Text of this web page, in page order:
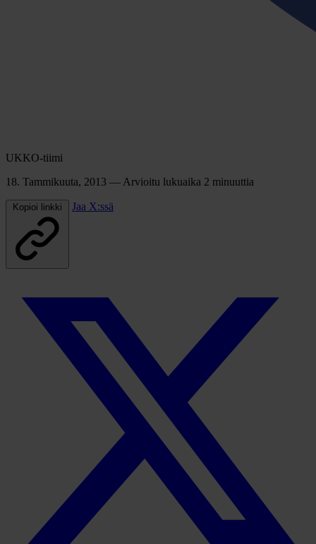
UKKO-tiimi
18. Tammikuuta, 2013 — Arvioitu lukuaika 2 minuuttia
Kopioi linkki Jaa X:ssä